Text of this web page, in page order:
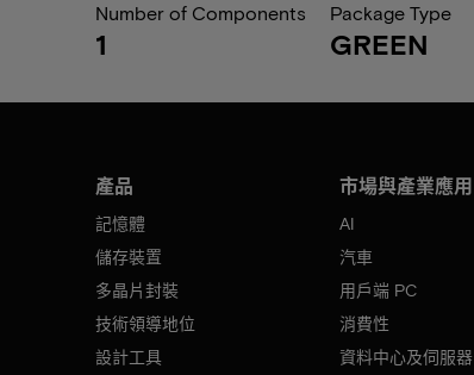
Number of Components
1
Package Type
GREEN
產品
記憶體
儲存裝置
多晶片封裝
技術領導地位
設計工具
市場與產業應用
AI
汽車
用戶端 PC
消費性
資料中心及伺服器